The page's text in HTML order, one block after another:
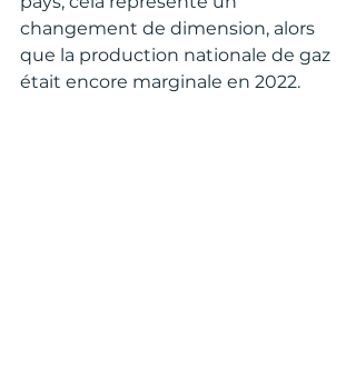
changement de dimension, alors
que la production nationale de gaz
était encore marginale en 2022.